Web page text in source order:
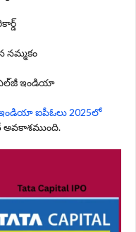
నమ్మకం
ఎల్‌జీ ఇండియా
ఐపీఓలు 2025లో
అవకాశముంది.